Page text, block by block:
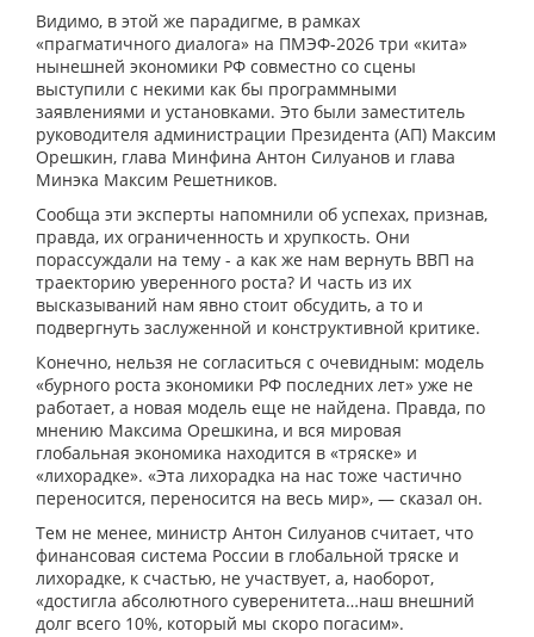
Видимо, в этой же парадигме, в рамках
«прагматичного диалога» на ПМЭФ-2026 три «кита»
нынешней экономики РФ совместно со сцены
выступили с некими как бы программными
заявлениями и установками. Это были заместитель
руководителя администрации Президента (АП) Максим
Орешкин, глава Минфина Антон Силуанов и глава
Минэка Максим Решетников.
Сообща эти эксперты напомнили об успехах, признав,
правда, их ограниченность и хрупкость. Они
порассуждали на тему - а как же нам вернуть ВВП на
траекторию уверенного роста? И часть из их
высказываний нам явно стоит обсудить, а то и
подвергнуть заслуженной и конструктивной критике.
Конечно, нельзя не согласиться с очевидным: модель
«бурного роста экономики РФ последних лет» уже не
работает, а новая модель еще не найдена. Правда, по
мнению Максима Орешкина, и вся мировая
глобальная экономика находится в «тряске» и
«лихорадке». «Эта лихорадка на нас тоже частично
переносится, переносится на весь мир», — сказал он.
Тем не менее, министр Антон Силуанов считает, что
финансовая система России в глобальной тряске и
лихорадке, к счастью, не участвует, а, наоборот,
«достигла абсолютного суверенитета…наш внешний
долг всего 10%, который мы скоро погасим».